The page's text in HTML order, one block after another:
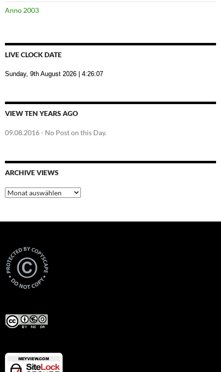
Anno 2003
LIVE CLOCK DATE
Sunday, 9th August 2026 | 4:26:07
VIEW TEN YEARS AGO
09.08.2016- No Post on this Day.
ARCHIVE VIEWS
Archive
Views